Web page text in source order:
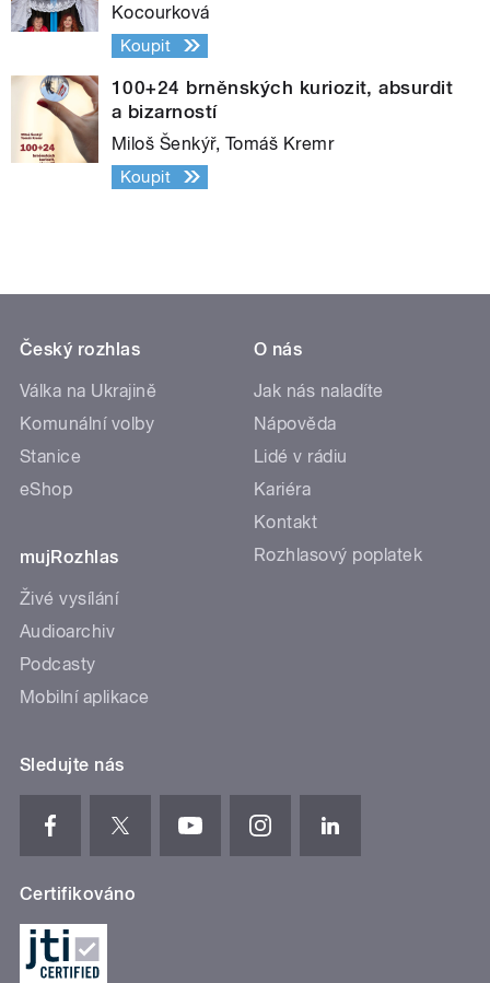
Kocourková
Koupit
100+24 brněnských kuriozit, absurdit
a bizarností
Miloš Šenkýř, Tomáš Kremr
Koupit
Český rozhlas
Válka na Ukrajině
Komunální volby
Stanice
eShop
mujRozhlas
Živé vysílání
Audioarchiv
Podcasty
Mobilní aplikace
O nás
Jak nás naladíte
Nápověda
Lidé v rádiu
Kariéra
Kontakt
Rozhlasový poplatek
Sledujte nás
Certifikováno